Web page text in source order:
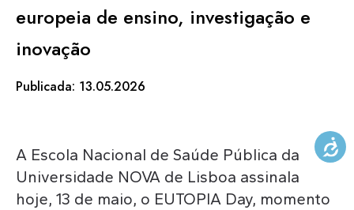
PT
europeia de ensino, investigação e
inovação
Publicada: 13.05.2026
A Escola Nacional de Saúde Pública da
Universidade NOVA de Lisboa assinala
hoje, 13 de maio, o EUTOPIA Day, momento